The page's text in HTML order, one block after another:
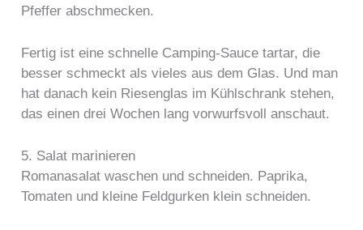
Pfeffer abschmecken.
Fertig ist eine schnelle Camping-Sauce tartar, die
besser schmeckt als vieles aus dem Glas. Und man
hat danach kein Riesenglas im Kühlschrank stehen,
das einen drei Wochen lang vorwurfsvoll anschaut.
5. Salat marinieren
Romanasalat waschen und schneiden. Paprika,
Tomaten und kleine Feldgurken klein schneiden.